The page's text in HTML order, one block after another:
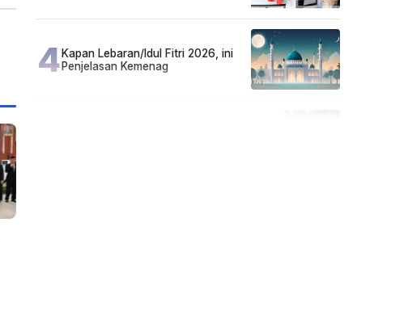
4Kapan Lebaran/Idul Fitri 2026, ini
Penjelasan Kemenag